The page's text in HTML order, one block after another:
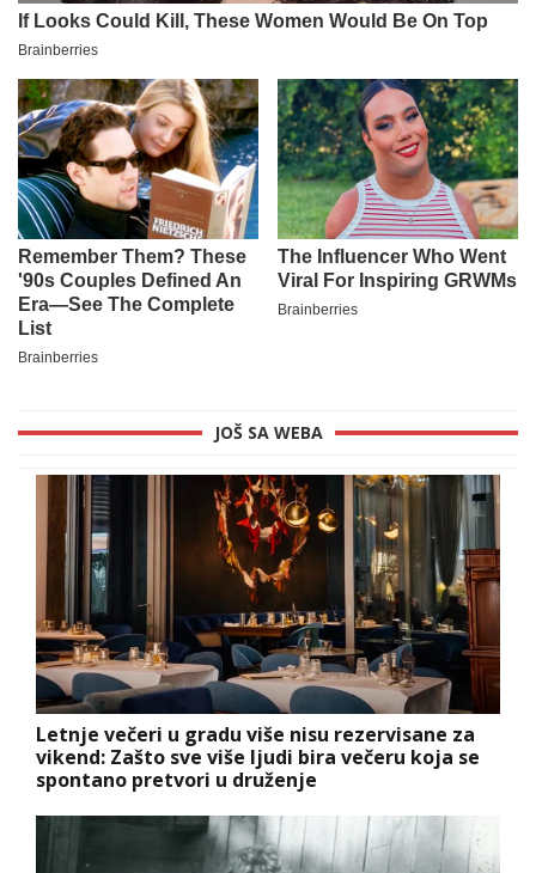
JOŠ SA WEBA
Letnje večeri u gradu više nisu rezervisane za
vikend: Zašto sve više ljudi bira večeru koja se
spontano pretvori u druženje